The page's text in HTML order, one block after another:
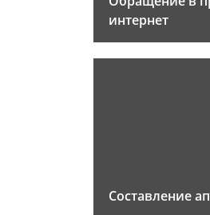
интернет
Составление